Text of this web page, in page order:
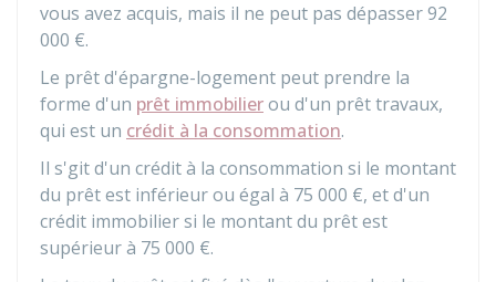
vous avez acquis, mais il ne peut pas dépasser92
000 €.
Le prêt d'épargne-logement peut prendre la
forme d'un prêt immobilierou d'un prêt travaux,
qui est un crédit à la consommation.
Il s'git d'un crédit à la consommation si le montant
du prêt est inférieur ou égal à 75 000 €, et d'un
crédit immobilier si le montant du prêt est
supérieur à 75 000 €.